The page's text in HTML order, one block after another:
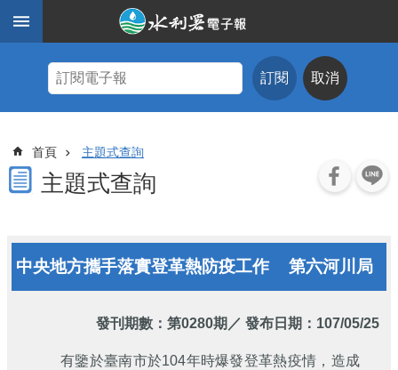
跳到主要內容區塊
題
式
查
期
訂閱 取消
首頁 主題式查詢
主題式查詢
中央地方攜手落實登革熱防疫工作 第六河川局
發刊期數： 第0280期 ／ 發布日期：107/05/25
有鑒於臺南市於104年時爆發登革熱疫情，造成